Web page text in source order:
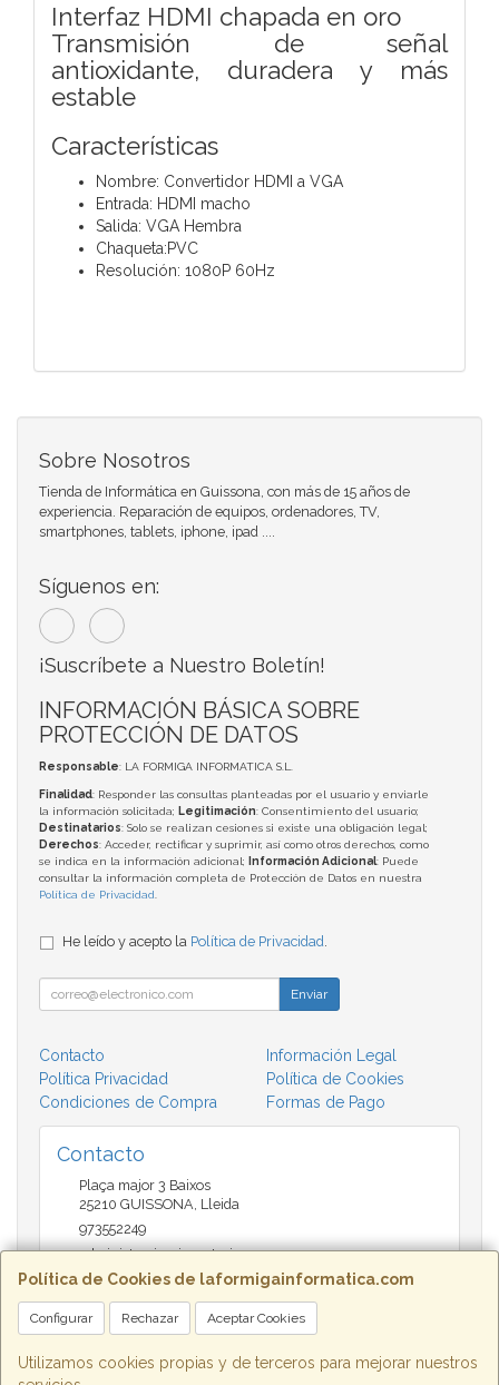
Interfaz HDMI chapada en oro
Transmisión de señal
antioxidante, duradera y más
estable
Características
Nombre: Convertidor HDMI a VGA
Entrada: HDMI macho
Salida: VGA Hembra
Chaqueta:PVC
Resolución: 1080P 60Hz
Política de Cookies de laformigainformatica.com
Configurar Rechazar Aceptar Cookies
Utilizamos cookies propias y de terceros para mejorar nuestros
Sobre Nosotros
Tienda de Informática en Guissona, con más de 15 años de
experiencia. Reparación de equipos, ordenadores, TV,
smartphones, tablets, iphone, ipad ....
Síguenos en:
¡Suscríbete a Nuestro Boletín!
INFORMACIÓN BÁSICA SOBRE
PROTECCIÓN DE DATOS
Responsable: LA FORMIGA INFORMATICA S.L.
Finalidad: Responder las consultas planteadas por el usuario y enviarle
la información solicitada; Legitimación: Consentimiento del usuario;
Destinatarios: Solo se realizan cesiones si existe una obligación legal;
Derechos: Acceder, rectificar y suprimir, así como otros derechos, como
se indica en la información adicional;
Información Adicional: Puede
consultar la información completa de Protección de Datos en nuestra
Política de Privacidad
He leído y acepto la Política de Privacidad
Enviar
Contacto
Información Legal
Política Privacidad
Política de Cookies
Condiciones de Compra
Formas de Pago
Contacto
Plaça major 3 Baixos
25210 GUISSONA Lleida
973552249
administracio@insectari.com
Horario
Matí de 9 a 13:30 - Tarda 17 a 20:30